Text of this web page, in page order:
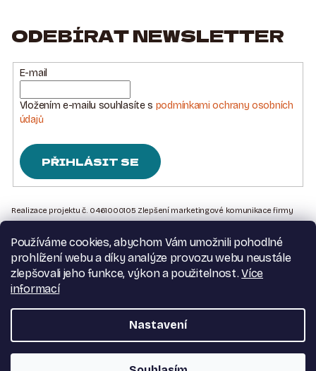
Používáme cookies, abychom Vám umožnili pohodlné
prohlížení webu a díky analýze provozu webu neustále
zlepšovali jeho funkce, výkon a použitelnost.Více
informací
Nastavení
ODEBÍRAT NEWSLETTER
E-mail
Vložením e-mailu souhlasíte s podmínkami ochrany osobních
údajů
PŘIHLÁSIT SE
Á
P
A
T
Realizace projektu č. 0461000105 Zlepšení marketingové komunikace firmy
Kontakt na nás
Obchodní podmínky
Podmínky ochrany osobních údajů
Moje objednávka